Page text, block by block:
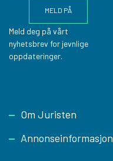
Meld deg på vårt
nyhetsbrev for jevnlige
oppdateringer.
Footer
Om Juristen
Annonseinformasjon